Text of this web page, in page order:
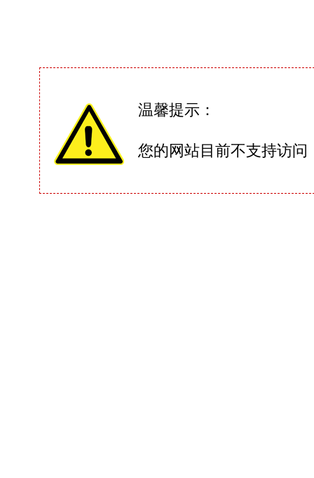
温馨提示：
您的网站目前不支持访